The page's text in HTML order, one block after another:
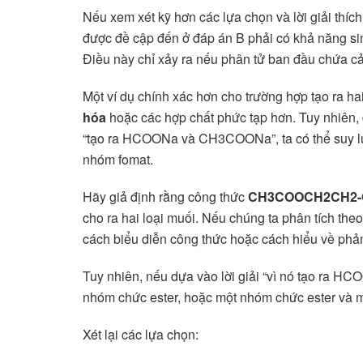
Nếu xem xét kỹ hơn các lựa chọn và lời giải
được đề cập đến ở đáp án B phải có khả năng
Điều này chỉ xảy ra nếu phân tử ban đầu chứa
Một ví dụ chính xác hơn cho trường hợp tạo ra
hóa hoặc các hợp chất phức tạp hơn. Tuy
“tạo ra HCOONa và CH3COONa”, ta có thể
nhóm fomat.
Hãy giả định rằng công thức
cho ra hai loại muối. Nếu chúng ta phân tích
cách biểu diễn công thức hoặc cách hiểu về
Tuy nhiên, nếu dựa vào lời giải “vì nó tạo ra
nhóm chức ester, hoặc một nhóm chức ester và
Xét lại các lựa chọn: